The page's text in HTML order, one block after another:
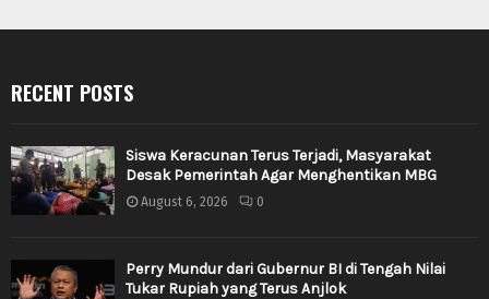
RECENT POSTS
Siswa Keracunan Terus Terjadi, Masyarakat
Desak Pemerintah Agar Menghentikan MBG
August 6, 2026 0
Perry Mundur dari Gubernur BI di Tengah Nilai
Tukar Rupiah yang Terus Anjlok